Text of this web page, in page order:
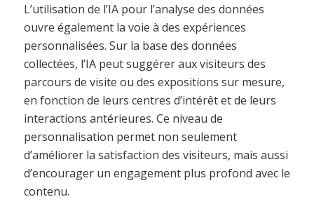
L’utilisation de l’IA pour l’analyse des données
ouvre également la voie à des expériences
personnalisées. Sur la base des données
collectées, l’IA peut suggérer aux visiteurs des
parcours de visite ou des expositions sur mesure,
en fonction de leurs centres d’intérêt et de leurs
interactions antérieures. Ce niveau de
personnalisation permet non seulement
d’améliorer la satisfaction des visiteurs, mais aussi
d’encourager un engagement plus profond avec le
contenu.